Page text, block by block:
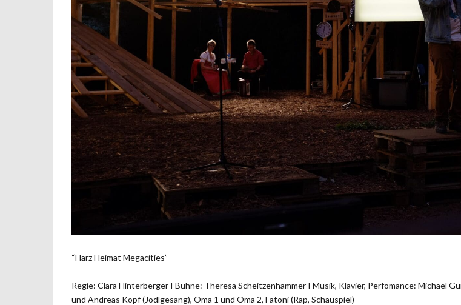
“Harz Heimat Megacities”
Regie: Clara Hinterberger I Bühne: Theresa Scheitzenhammer I Musik, Klavier, Perfomance: Michael
und Andreas Kopf (Jodlgesang), Oma 1 und Oma 2, Fatoni (Rap, Schauspiel)